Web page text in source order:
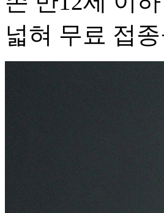
넓혀 무료 접